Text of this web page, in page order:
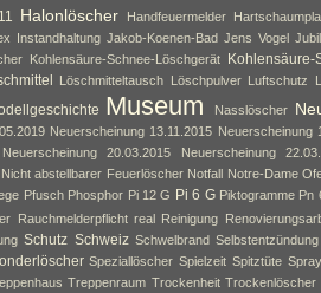
Halonlöscher Handfeuermelder
Instandhaltung Jakob-Koenen-Bad Jens Vogel
Kohlensäure-Schnee-Löschgerät Kohlensäure-
Löschmitteltausch Löschpulver Luftschutz
Museum Nasslöscher
Neuerscheinung 13.11.2015 Neuerscheinung
Neuerscheinung 20.03.2015 Neuerscheinung
Nicht abstellbarer Feuerlöscher Notfall Notre-Dame
Pfusch Phosphor Pi 12 G Pi 6 G Piktogramme Pn
Rauchmelderpflicht real Reinigung
Schutz Schweiz Schwelbrand Selbstentzündung
Speziallöscher Spielzeit Spitztüte
Treppenraum Trockenheit Trockenlöscher